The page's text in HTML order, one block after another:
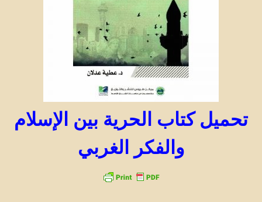
تحميل كتاب الحرية بين الإسلام
والفكر الغربي